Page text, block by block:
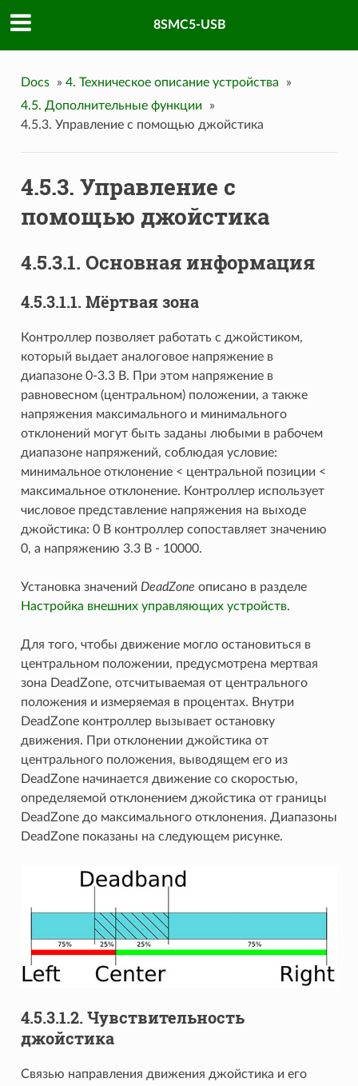
8SMC5-USB
Docs » 4. Техническое описание устройства
»
4.5. Дополнительные функции
»
4.5.3. Управление с помощью джойстика
4.5.3. Управление с
помощью джойстика
4.5.3.1. Основная информация
4.5.3.1.1. Мёртвая зона
Контроллер позволяет работать с джойстиком,
который выдает аналоговое напряжение в
диапазоне 0-3.3 В. При этом напряжение в
равновесном (центральном) положении, а также
напряжения максимального и минимального
отклонений могут быть заданы любыми в рабочем
диапазоне напряжений, соблюдая условие:
минимальное отклонение < центральной позиции <
максимальное отклонение. Контроллер использует
числовое представление напряжения на выходе
джойстика: 0 В контроллер сопоставляет значению
0, а напряжению 3.3 В - 10000.
Установка значений DeadZone описано в разделе
Настройка внешних управляющих устройств.
Для того, чтобы движение могло остановиться в
центральном положении, предусмотрена мертвая
зона DeadZone, отсчитываемая от центрального
положения и измеряемая в процентах. Внутри
DeadZone контроллер вызывает остановку
движения. При отклонении джойстика от
центрального положения, выводящем его из
DeadZone начинается движение со скоростью,
определяемой отклонением джойстика от границы
DeadZone до максимального отклонения. Диапазоны
DeadZone показаны на следующем рисунке.
4.5.3.1.2. Чувствительность
джойстика
Связью направления движения джойстика и его